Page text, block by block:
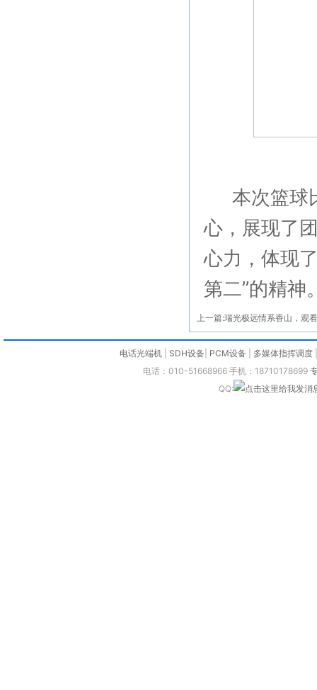
本次篮球
心，展现了
心力，体现
第二”的精神
上一篇:瑞光极远情系香山，观
电话光端机 SDH设备 PCM设备 多媒体指挥调度
电话：010-51668966 手机：18710178699
QQ: